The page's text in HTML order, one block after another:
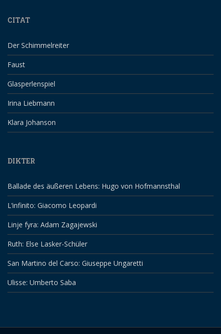
CITAT
Der Schimmelreiter
Faust
Glasperlenspiel
Irina Liebmann
Klara Johanson
DIKTER
Ballade des äußeren Lebens: Hugo von Hofmannsthal
L’infinito: Giacomo Leopardi
Linje fyra: Adam Zagajewski
Ruth: Else Lasker-Schüler
San Martino del Carso: Giuseppe Ungaretti
Ulisse: Umberto Saba